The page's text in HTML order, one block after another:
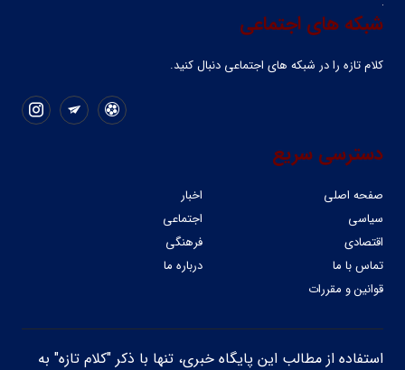
شبکه های اجتماعی
کلام تازه را در شبکه ‌های اجتماعی دنبال کنید.
دسترسی سریع
صفحه اصلی
اخبار
سیاسی
اجتماعی
اقتصادی
فرهنگی
تماس با ما
درباره ما
قوانین و مقررات
استفاده از مطالب این پایگاه خبری، تنها با ذکر "کلام تازه" به